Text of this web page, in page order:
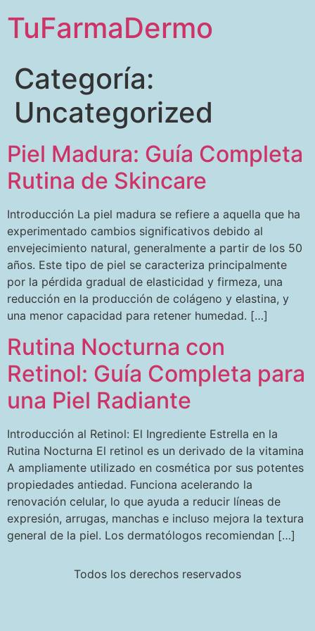
TuFarmaDermo
Categoría:
Uncategorized
Piel Madura: Guía Completa
Rutina de Skincare
Introducción La piel madura se refiere a aquella que ha
experimentado cambios significativos debido al
envejecimiento natural, generalmente a partir de los 50
años. Este tipo de piel se caracteriza principalmente
por la pérdida gradual de elasticidad y firmeza, una
reducción en la producción de colágeno y elastina, y
una menor capacidad para retener humedad. […]
Rutina Nocturna con
Retinol: Guía Completa para
una Piel Radiante
Introducción al Retinol: El Ingrediente Estrella en la
Rutina Nocturna El retinol es un derivado de la vitamina
A ampliamente utilizado en cosmética por sus potentes
propiedades antiedad. Funciona acelerando la
renovación celular, lo que ayuda a reducir líneas de
expresión, arrugas, manchas e incluso mejora la textura
general de la piel. Los dermatólogos recomiendan […]
Todos los derechos reservados